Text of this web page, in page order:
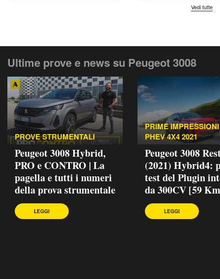
Vedi tutte
Ultime prove e news su Peugeot 3008
PROVE STRUMENTALI
Peugeot 3008 Hybrid,
PRO e CONTRO | La
pagella e tutti i numeri
della prova strumentale
LEGGI
PRIME
PHEV 4X4 2021
Peugeot 3008
(2021) Hybrid4:
test del Plugin
da 300CV [59
LEGGI